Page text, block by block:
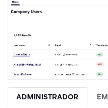
ADMINISTRADOR